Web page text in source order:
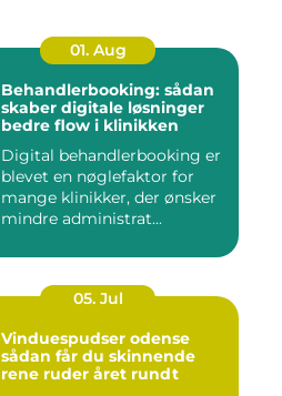
01. Aug
Behandlerbooking: sådan
skaber digitale løsninger
bedre flow i klinikken
Digital behandlerbooking er
blevet en nøglefaktor for
mange klinikker, der ønsker
mindre administrat...
05. Jul
Vinduespudser odense
sådan får du skinnende
rene ruder året rundt